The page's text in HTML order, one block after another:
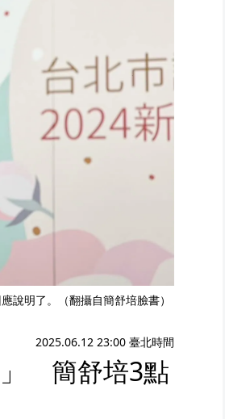
說明了。（翻攝自簡舒培臉書）
2025.06.12 23:00 臺北時間
」 簡舒培3點